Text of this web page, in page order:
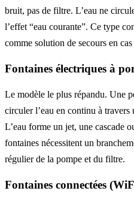
bruit, pas de filtre. L’eau ne
l’effet “eau courante”. Ce type
comme solution de secours en
Fontaines électriques à
Le modèle le plus répandu. Une
circuler l’eau en continu à
L’eau forme un jet, une cascade
fontaines nécessitent un
régulier de la pompe et du filtre.
Fontaines connectées